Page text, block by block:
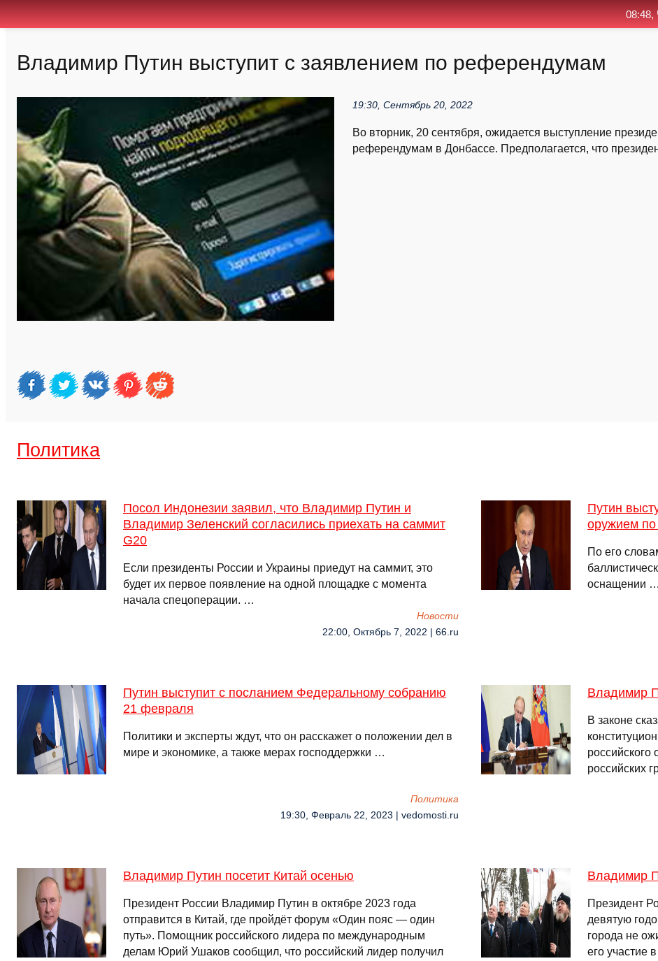
Владимир Путин выступит с заявлением по референдумам
19:30, Сентябрь 20, 2022
Во вторник, 20 сентября, ожидается выступление
референдумам в Донбассе. Предполагается, что
Политика
Посол Индонезии заявил, что Владимир Путин и
Владимир Зеленский согласились приехать на саммит
G20
Если президенты России и Украины приедут на саммит, это
будет их первое появление на одной площадке с момента
начала спецоперации. …
Новости
22:00, Октябрь 7, 2022 | 66.ru
Путин
оружием по
По его
оснащении …
Путин выступит с посланием Федеральному собранию
21 февраля
Политики и эксперты ждут, что он расскажет о положении дел в
мире и экономике, а также мерах господдержки …
Политика
19:30, Февраль 22, 2023 | vedomosti.ru
Владимир
В законе
российского
российских
Владимир Путин посетит Китай осенью
Президент России Владимир Путин в октябре 2023 года
отправится в Китай, где пройдёт форум «Один пояс — один
путь». Помощник российского лидера по международным
делам Юрий Ушаков сообщил, что российский лидер получил
Владимир
Президент
девятую
города не
его участие
08:48,